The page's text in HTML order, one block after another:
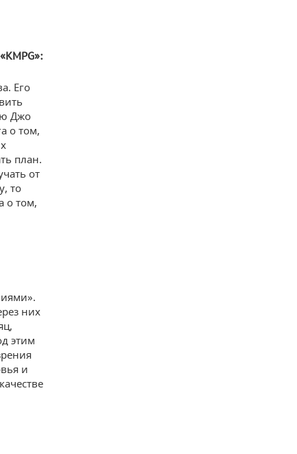
Его
Джо
о том,
план.
от
то
о том,
них
этим
и